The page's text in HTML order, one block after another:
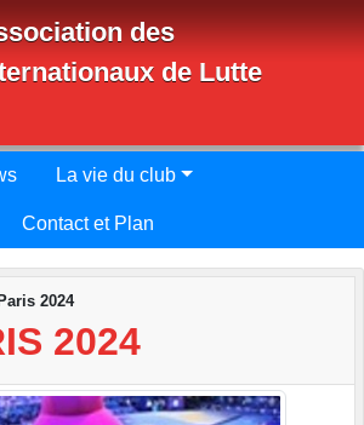
des
de Lutte
La vie du club
Contact et Plan
2024
2024
cookies